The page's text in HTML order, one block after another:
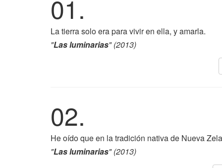
01.
La tierra solo era para vivir en ella, y amarla.
"Las luminarias" (2013)
02.
He oído que en la tradición nativa de Nueva
"Las luminarias" (2013)